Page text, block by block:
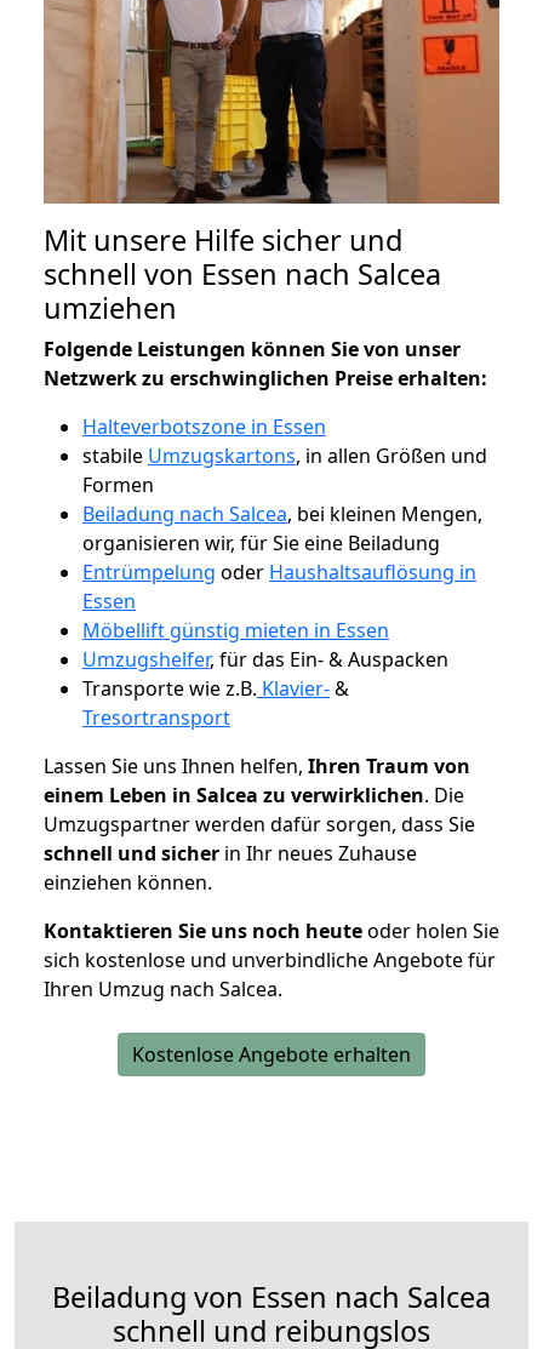
Mit unsere Hilfe sicher und
schnell von Essen nach Salcea
umziehen
Folgende Leistungen können Sie von unser
Netzwerk zu erschwinglichen Preise erhalten:
Halteverbotszone in Essen
stabile Umzugskartons, in allen Größen und
Formen
Beiladung nach Salcea, bei kleinen Mengen,
organisieren wir, für Sie eine Beiladung
Entrümpelung oder Haushaltsauflösung in
Essen
Möbellift günstig mieten in Essen
Umzugshelfer, für das Ein- & Auspacken
Transporte wie z.B. Klavier-&
Tresortransport
Lassen Sie uns Ihnen helfen, Ihren Traum von
einem Leben in Salcea zu verwirklichen. Die
Umzugspartner werden dafür sorgen, dass Sie
schnell und sicher in Ihr neues Zuhause
einziehen können.
Kontaktieren Sie uns noch heuteoder holen Sie
sich kostenlose und unverbindliche Angebote für
Ihren Umzug nach Salcea.
Kostenlose Angebote erhalten
Beiladung von Essen nach Salcea
schnell und reibungslos